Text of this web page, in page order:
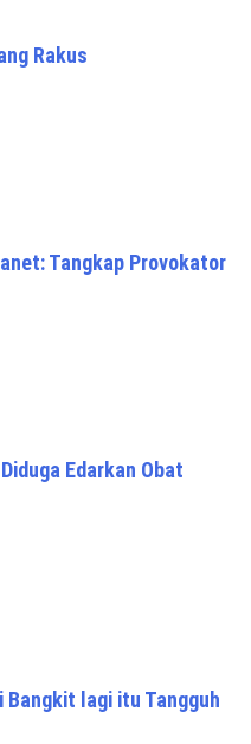
Rakus
Tangkap Provokator
Edarkan Obat
lagi itu Tangguh